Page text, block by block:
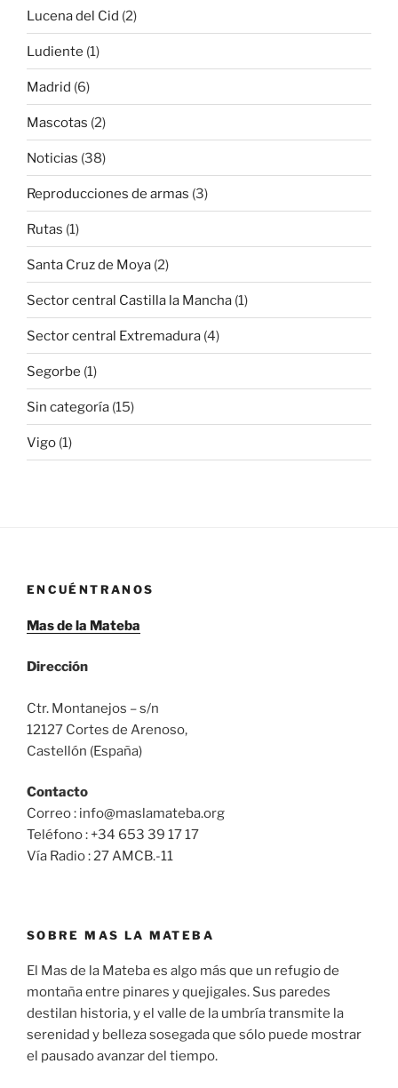
Lucena del Cid (2)
Ludiente (1)
Madrid (6)
Mascotas (2)
Noticias (38)
Reproducciones de armas (3)
Rutas (1)
Santa Cruz de Moya (2)
Sector central Castilla la Mancha (1)
Sector central Extremadura (4)
Segorbe (1)
Sin categoría (15)
Vigo (1)
ENCUÉNTRANOS
Mas de la Mateba
Dirección
Ctr. Montanejos – s/n
12127 Cortes de Arenoso,
Castellón (España)
Contacto
Correo : info@maslamateba.org
Teléfono : +34 653 39 17 17
Vía Radio : 27 AMCB.-11
SOBRE MAS LA MATEBA
El Mas de la Mateba es algo más que un refugio de
montaña entre pinares y quejigales. Sus paredes
destilan historia, y el valle de la umbría transmite la
serenidad y belleza sosegada que sólo puede mostrar
el pausado avanzar del tiempo.